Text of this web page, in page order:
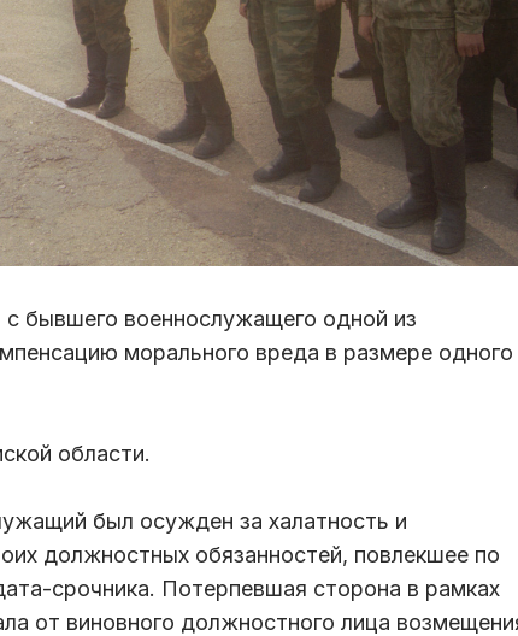
бывшего военнослужащего одной из
морального вреда в размере одного
области.
был осужден за халатность и
должностных обязанностей, повлекшее по
срочника. Потерпевшая сторона в рамках
от виновного должностного лица